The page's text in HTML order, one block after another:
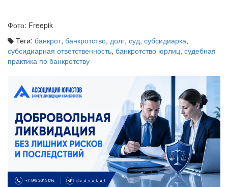
Фото: Freepik
Теги: банкрот, банкротство, долг, суд, субсидиарка,
субсидиарная ответственность, банкротство юрлиц, судебная
практика по банкротству